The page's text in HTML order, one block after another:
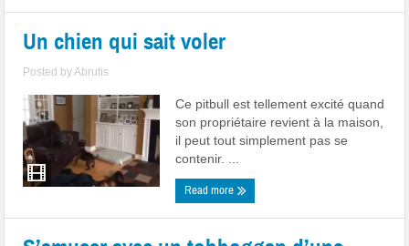
Un chien qui sait voler
Posted byAbrutis
Ce pitbull est tellement excité quand
son propriétaire revient à la maison,
il peut tout simplement pas se
contenir. ...
Read more